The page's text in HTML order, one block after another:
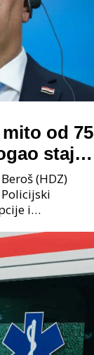
od 75
stajati
(HDZ)
i